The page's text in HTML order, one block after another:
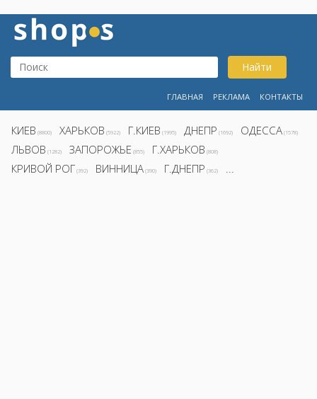
Найти
ГЛАВНАЯ РЕКЛАМА КОНТАКТЫ
КИЕВ (8800) ХАРЬКОВ (5922) Г.КИЕВ (1995) ДНЕПР (1692) ОДЕССА (1578)
ЛЬВОВ (1282) ЗАПОРОЖЬЕ (855) Г.ХАРЬКОВ (808)
КРИВОЙ РОГ (392) ВИННИЦА (390) Г.ДНЕПР (362) ...